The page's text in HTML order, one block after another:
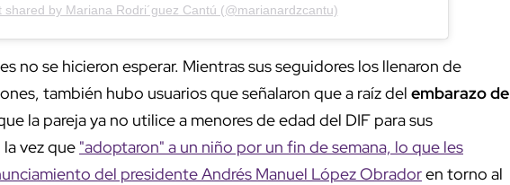
shared by Mariana Rodri´guez Cantú (@marianardzcantu)
no se hicieron esperar. Mientras sus seguidores los llenaron de
también hubo usuarios que señalaron que a raíz del embarazo de
la pareja ya no utilice a menores de edad del DIF para sus
vez que "adoptaron" a un niño por un fin de semana, lo que les
del presidente Andrés Manuel López Obradoren torno al